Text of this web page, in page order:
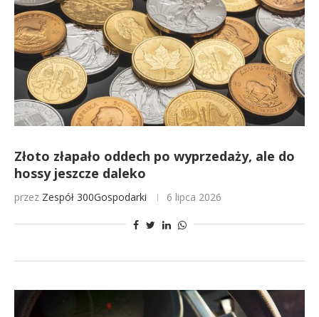
Złoto złapało oddech po wyprzedaży, ale do
hossy jeszcze daleko
przez Zespół 300Gospodarki 6 lipca 2026